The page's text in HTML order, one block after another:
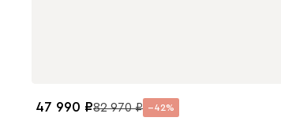
47 990 82 970 42